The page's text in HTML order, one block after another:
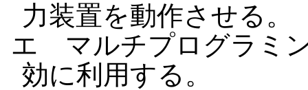
力装置を動作させる。
エ マルチプログラミ
効に利用する。